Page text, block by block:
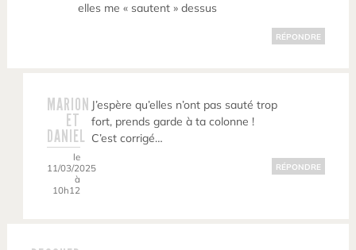
elles me « sautent » dessus
RÉPONDRE
MARION
ET
DANIEL
le
11/03/2025
à
10h12
J’espère qu’elles n’ont pas sauté trop
fort, prends garde à ta colonne !
C’est corrigé…
RÉPONDRE